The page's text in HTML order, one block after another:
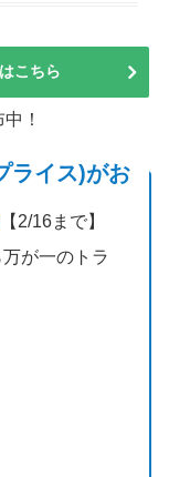
こちら
！
ライス)がお
【2/16まで】
が一のトラ